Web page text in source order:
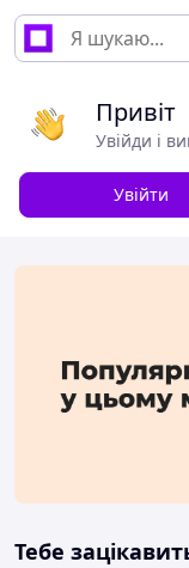
Привіт
Увійди і
Увійти
Тебе